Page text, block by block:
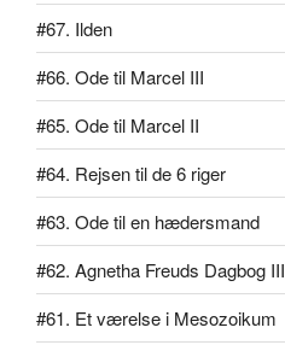
#67. Ilden
#66. Ode til Marcel III
#65. Ode til Marcel II
#64. Rejsen til de 6 riger
#63. Ode til en hædersmand
#62. Agnetha Freuds Dagbog III
#61. Et værelse i Mesozoikum